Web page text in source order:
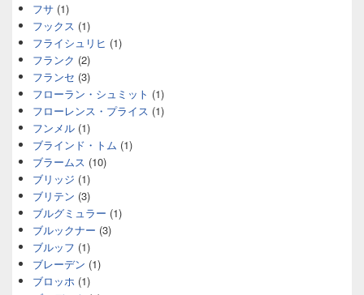
フサ (1)
フックス (1)
フライシュリヒ (1)
フランク (2)
フランセ (3)
フローラン・シュミット (1)
フローレンス・プライス (1)
フンメル (1)
ブラインド・トム (1)
ブラームス (10)
ブリッジ (1)
ブリテン (3)
ブルグミュラー (1)
ブルックナー (3)
ブルッフ (1)
ブレーデン (1)
ブロッホ (1)